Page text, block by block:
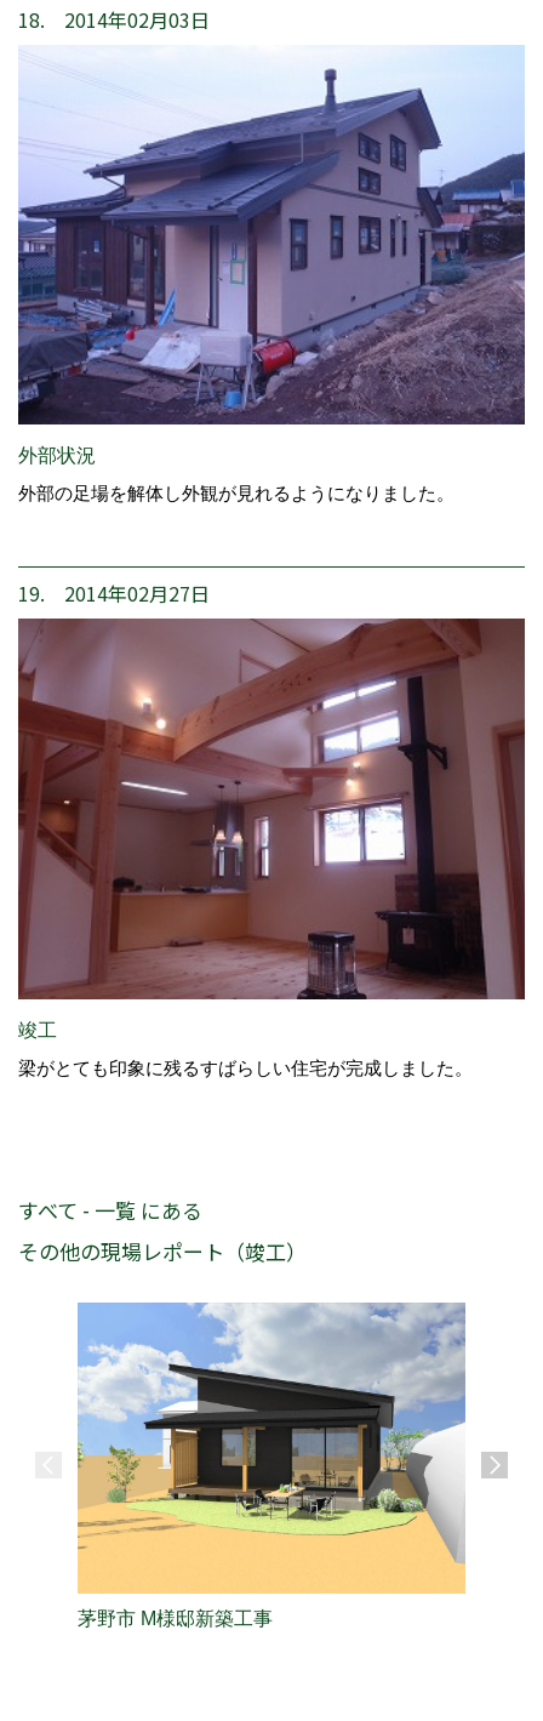
18. 2014年02月03日
外部状況
外部の足場を解体し外観が見れるようになりました。
19. 2014年02月27日
竣工
梁がとても印象に残るすばらしい住宅が完成しました。
すべて - 一覧 にある
その他の現場レポート（竣工）
茅野市 M様邸新築工事